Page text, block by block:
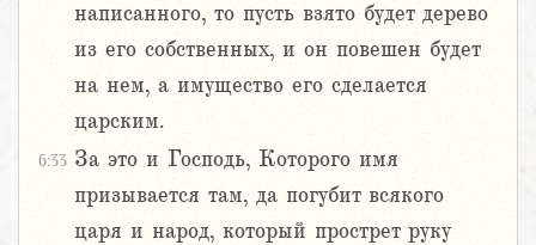
написанного, то пусть взято будет дерево
из его собственных, и он повешен будет
на нем, а имущество его сделается
царским.
6:33 За это и Господь, Которого имя
призывается там, да погубит всякого
царя и народ, который прострет руку